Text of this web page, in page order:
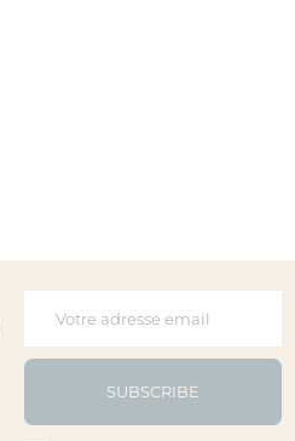
SUBSCRIBE